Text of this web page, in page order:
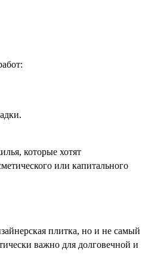
которые хотят
или капитального
плитка, но и не самый
важно для долговечной и